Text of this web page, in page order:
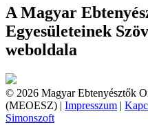
A Magyar
Egyesületeinek
weboldala
© 2026 Magyar Ebtenyésztők
(MEOESZ) | Impresszum |
Simonszoft